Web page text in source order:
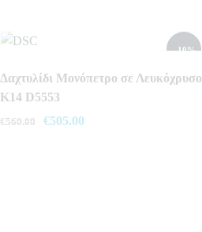
- 10%
Δαχτυλίδι Μονόπετρο σε Λευκόχρυσο
Κ14 D5553
€560.00
Original
€505.00